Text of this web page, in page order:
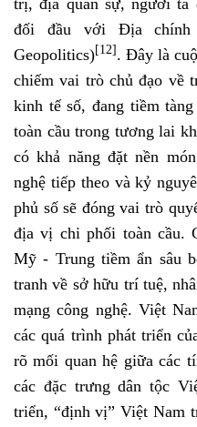
trị, địa quân sự, người ta
đối đầu với Địa chính
Geopolitics)[12] . Đây là
chiếm vai trò chủ đạo về
kinh tế số, đang tiềm
toàn cầu trong tương lai
có khả năng đặt nền
nghệ tiếp theo và kỷ
phủ số sẽ đóng vai trò
địa vị chi phối toàn cầu.
Mỹ - Trung tiềm ẩn sâu
tranh về sở hữu trí tuệ,
mạng công nghệ. Việt
các quá trình phát triển
rõ mối quan hệ giữa các
các đặc trưng dân tộc
triển, “định vị” Việt Nam